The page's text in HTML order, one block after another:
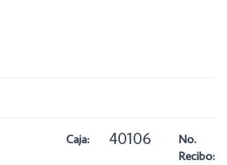
Caja: 40106
No.
Recibo: